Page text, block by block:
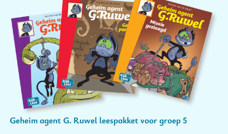
Geheim agent G. Ruwel leespakket voor groep 5